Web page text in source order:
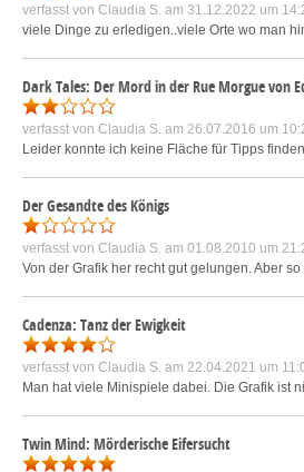
verfasst von Claudia S. am 31.12.2022 um
viele Dinge zu erledigen..viele Orte wo man
Dark Tales: Der Mord in der Rue Morgue von
verfasst von Claudia S. am 26.07.2016 um
Leider konnte ich keine Fläche für Tipps
Der Gesandte des Königs
verfasst von Claudia S. am 01.08.2010 um
Von der Grafik her recht gut gelungen. Aber
Cadenza: Tanz der Ewigkeit
verfasst von Claudia S. am 22.04.2021 um
Man hat viele Minispiele dabei. Die Grafik ist
Twin Mind: Mörderische Eifersucht